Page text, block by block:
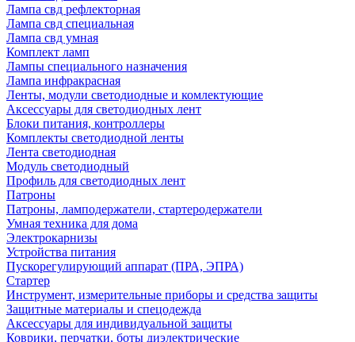
Лампа свд рефлекторная
Лампа свд специальная
Лампа свд умная
Комплект ламп
Лампы специального назначения
Лампа инфракрасная
Ленты, модули светодиодные и комлектующие
Аксессуары для светодиодных лент
Блоки питания, контроллеры
Комплекты светодиодной ленты
Лента светодиодная
Модуль светодиодный
Профиль для светодиодных лент
Патроны
Патроны, ламподержатели, стартеродержатели
Умная техника для дома
Электрокарнизы
Устройства питания
Пускорегулирующий аппарат (ПРА, ЭПРА)
Стартер
Инструмент, измерительные приборы и средства защиты
Защитные материалы и спецодежда
Аксессуары для индивидуальной защиты
Коврики, перчатки, боты диэлектрические